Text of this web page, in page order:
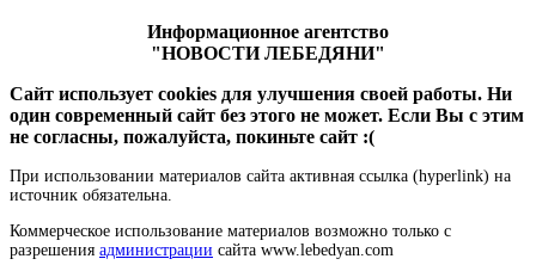
Информационное агентство
"НОВОСТИ ЛЕБЕДЯНИ"
Сайт использует cookies для улучшения своей работы. Ни
один современный сайт без этого не может. Если Вы с этим
не согласны, пожалуйста, покиньте сайт :(
При использовании материалов сайта активная ссылка (hyperlink) на
источник обязательна.
Коммерческое использование материалов возможно только с
разрешения администрации сайта www.lebedyan.com